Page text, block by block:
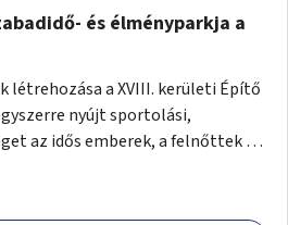
és élményparkja a
létrehozása a XVIII. kerületi Építő
nyújt sportolási,
az idős emberek, a felnőttek és